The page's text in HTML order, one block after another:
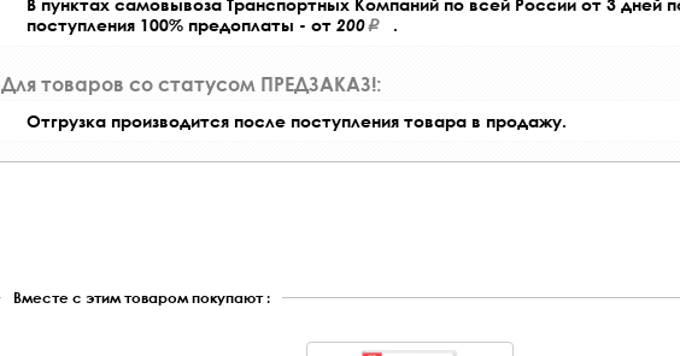
В пунктах самовывоза Транспортных Компаний по всей России от 3 дней
поступления 100% предоплаты - от 200 .
Для товаров со статусом ПРЕДЗАКАЗ!:
Отгрузка производится после поступления товара в продажу.
Вместе с этим товаром покупают :